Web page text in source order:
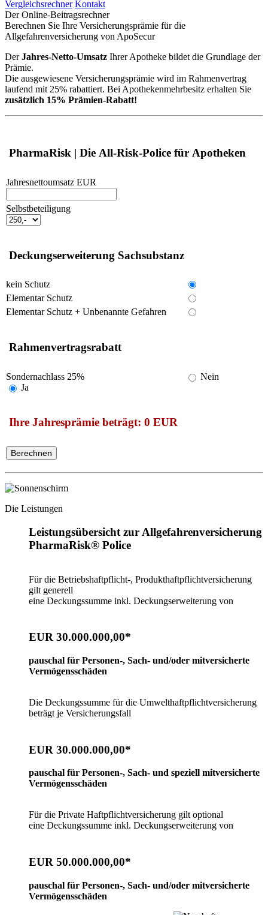
Vergleichsrechner Kontakt
Der Online-Beitragsrechner
Berechnen Sie Ihre Versicherungsprämie für die
Allgefahrenversicherung von ApoSecur
DerJahres-Netto-Umsatz Ihrer Apotheke bildet die Grundlage der
Prämie.
Die ausgewiesene Versicherungsprämie wird im Rahmenvertrag
laufend mit 25% rabattiert. Bei Apothekenmehrbesitz erhalten Sie
zusätzlich 15% Prämien-Rabatt!
PharmaRisk | Die All-Risk-Police für Apotheken
Jahresnettoumsatz EUR
Selbstbeteiligung
Deckungserweiterung Sachsubstanz
kein Schutz
Elementar Schutz
Elementar Schutz + Unbenannte Gefahren
Rahmenvertragsrabatt
Sondernachlass 25%
Nein
Ja
Ihre Jahresprämie beträgt: 0 EUR
Die Leistungen
Leistungsübersicht zur Allgefahrenversicherung
PharmaRisk® Police
Für die Betriebshaftpflicht-, Produkthaftpflichtversicherung
gilt generell
eine Deckungssumme inkl. Deckungserweiterung von
EUR 30.000.000,00*
pauschal für Personen-, Sach- und/oder mitversicherte
Vermögensschäden
Die Deckungssumme für die Umwelthaftpflichtversicherung
beträgt je Versicherungsfall
EUR 30.000.000,00*
pauschal für Personen-, Sach- und speziell mitversicherte
Vermögensschäden
Für die Private Haftpflichtversicherung gilt optional
eine Deckungssumme inkl. Deckungserweiterung von
EUR 50.000.000,00*
pauschal für Personen-, Sach- und/oder mitversicherte
Vermögensschäden